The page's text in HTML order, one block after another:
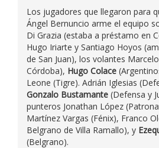
Los jugadores que llegaron para
Ángel Bernuncio arme el equipo
Di Grazia (estaba a préstamo en
Hugo Iriarte y Santiago Hoyos
de San Juan), los volantes
Córdoba), Hugo Colace
Leone (Tigre). Adrián Iglesias
Gonzalo Bustamante (Defensa y
punteros Jonathan López
Martínez Vargas (Fénix), Franco
Belgrano de Villa Ramallo), y
(Belgrano).